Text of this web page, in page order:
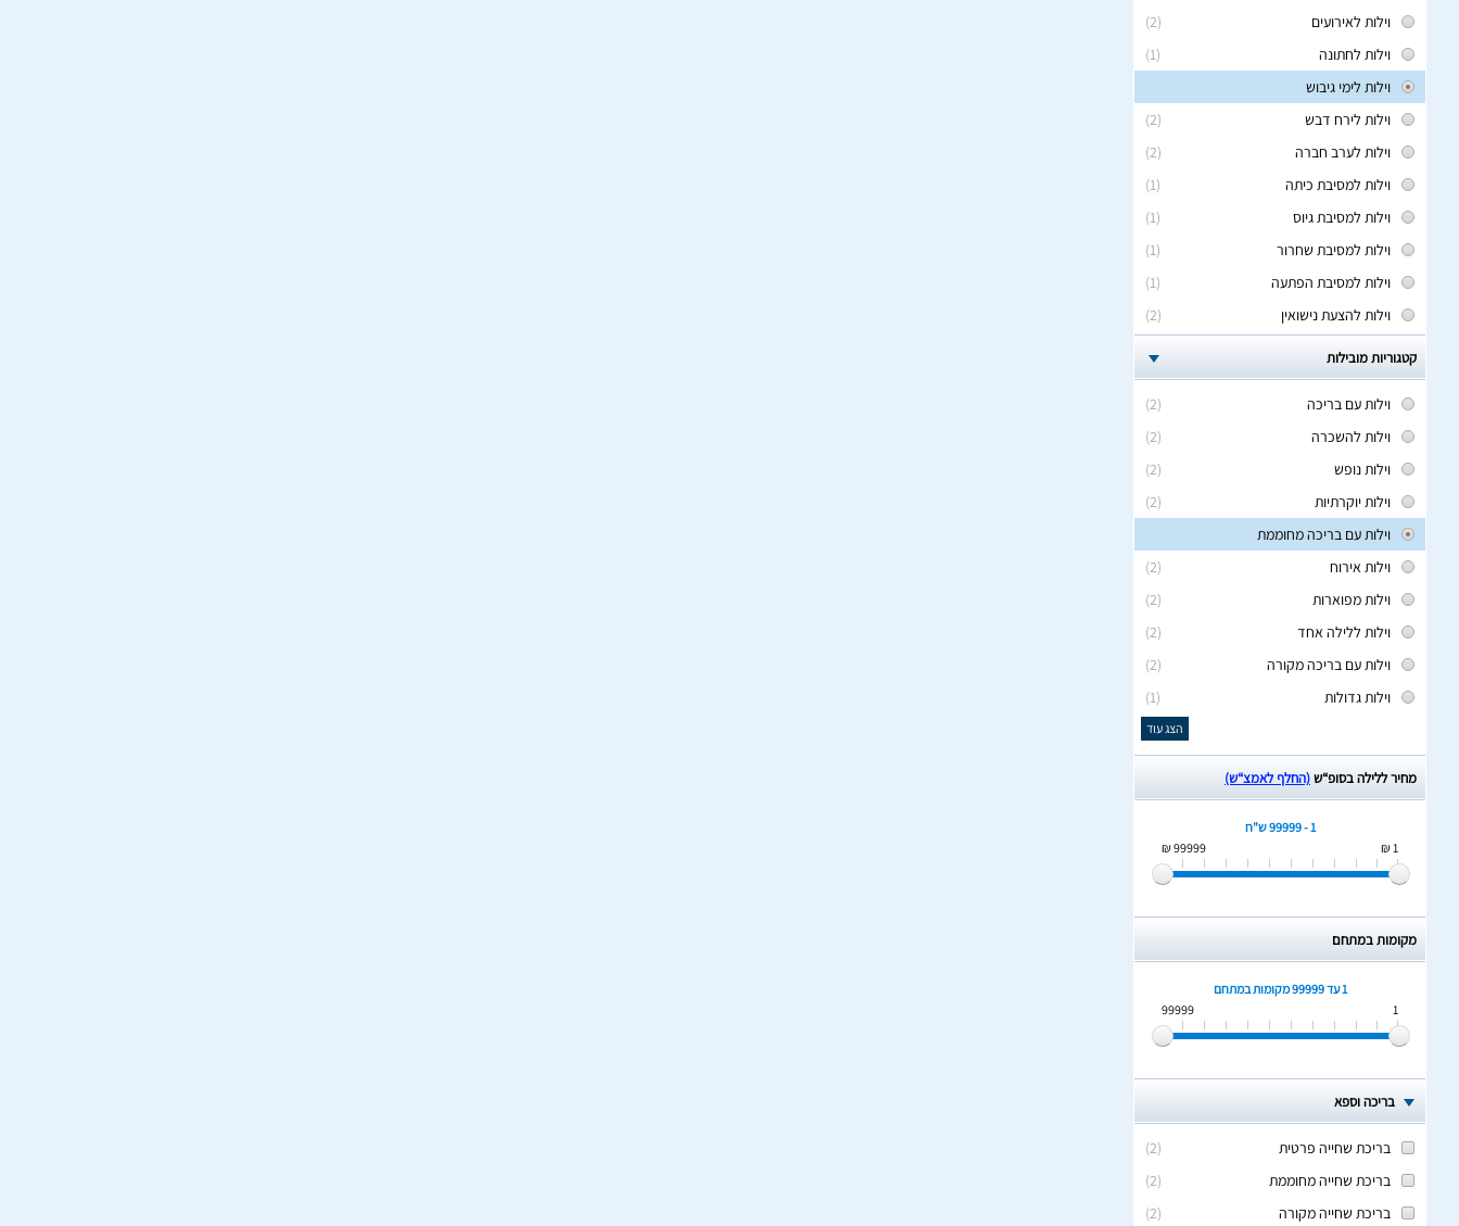
(2)
וילות לאירועים
(1)
וילות לחתונה
וילות לימי גיבוש
(2)
וילות לירח דבש
(2)
וילות לערב חברה
(1)
וילות למסיבת כיתה
(1)
וילות למסיבת גיוס
(1)
וילות למסיבת שחרור
(1)
וילות למסיבת הפתעה
(2)
וילות להצעת נישואין
קטגוריות מובילות
(2)
וילות עם בריכה
(2)
וילות להשכרה
(2)
וילות נופש
(2)
וילות יוקרתיות
וילות עם בריכה מחוממת
(2)
וילות אירוח
(2)
וילות מפוארות
(2)
וילות ללילה אחד
(2)
וילות עם בריכה מקורה
(1)
וילות גדולות
הצג עוד
מחיר ללילה בסופ“ש(החלף לאמצ“ש)
1 - 99999 ש"ח
1 ₪
99999 ₪
מקומות במתחם
1 עד 99999
מקומות במתחם
1
99999
בריכה וספא
(
2
)
בריכת שחייה פרטית
(
2
)
בריכת שחייה מחוממת
(
2
)
בריכת שחייה מקורה